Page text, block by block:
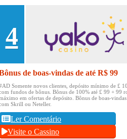
4
de boas-vindas de até R$ 99
Somente novos clientes, depósito mínimo de £
fundos de bônus. Bônus de 100% até £ 99 + 99
em ofertas de depósito. Bônus de boas-
Skrill ou Neteller.
Ler Comentário
Visite o Cassino